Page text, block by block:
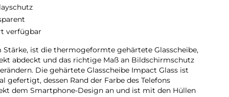
verfügbar
Stärke, ist die thermogeformte gehärtete Glasscheibe,
abdeckt und das richtige Maß an Bildschirmschutz
Die gehärtete Glasscheibe Impact Glass ist
gefertigt, dessen Rand der Farbe des Telefons
dem Smartphone-Design an und ist mit den Hüllen